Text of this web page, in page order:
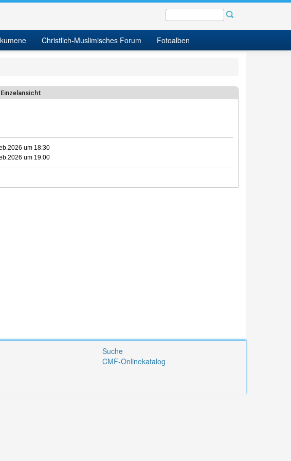
Christlich-Muslimisches Forum Fotoalben
Einzelansicht
um 18:30
um 19:00
Suche
CMF-Onlinekatalog